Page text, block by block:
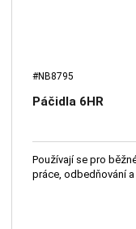
#NB8795
Páčidla 6HR
Používají se pro
práce, odbedňování